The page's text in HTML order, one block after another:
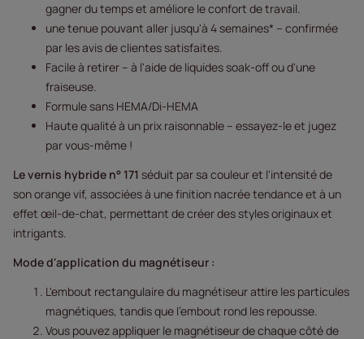
gagner du temps et améliore le confort de travail.
une tenue pouvant aller jusqu'à 4 semaines* – confirmée
par les avis de clientes satisfaites.
Facile à retirer – à l'aide de liquides soak-off ou d'une
fraiseuse.
Formule sans HEMA/Di-HEMA
Haute qualité à un prix raisonnable – essayez-le et jugez
par vous-même !
Le vernis hybride n° 171 séduit par sa couleur et l'intensité de
son orange vif, associées à une finition nacrée tendance et à un
effet œil-de-chat, permettant de créer des styles originaux et
intrigants.
Mode d'application du magnétiseur :
L'embout rectangulaire du magnétiseur attire les particules
magnétiques, tandis que l'embout rond les repousse.
Vous pouvez appliquer le magnétiseur de chaque côté de